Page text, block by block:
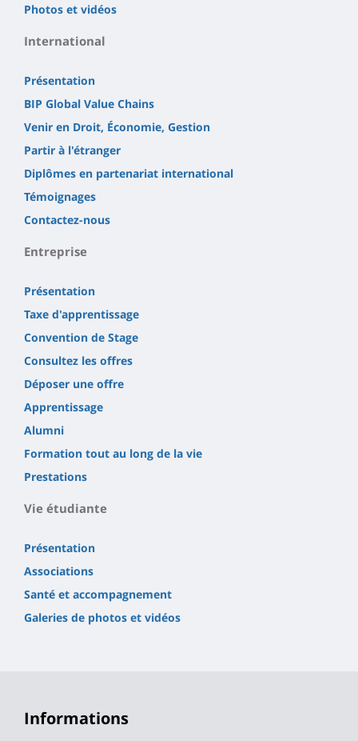
Photos et vidéos
International
Présentation
BIP Global Value Chains
Venir en Droit, Économie, Gestion
Partir à l'étranger
Diplômes en partenariat international
Témoignages
Contactez-nous
Entreprise
Présentation
Taxe d'apprentissage
Convention de Stage
Consultez les offres
Déposer une offre
Apprentissage
Alumni
Formation tout au long de la vie
Prestations
Vie étudiante
Présentation
Associations
Santé et accompagnement
Galeries de photos et vidéos
Informations